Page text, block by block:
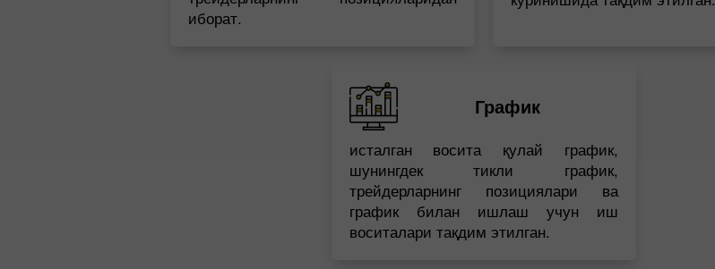
иборат.
График
исталган восита қулай график,
шунингдек тикли график,
трейдерларнинг позициялари ва
график билан ишлаш учун иш
воситалари тақдим этилган.
Бонус 30%
Клуб бонуси